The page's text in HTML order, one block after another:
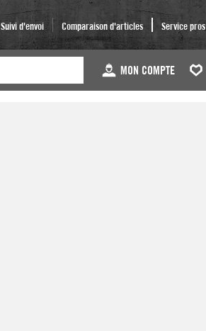
Suivi d'envoi Comparaison d'articles Service pros
MON COMPTE